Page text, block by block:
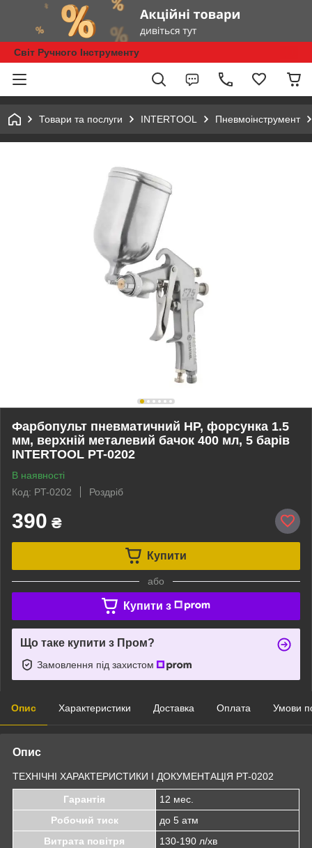
Світ Ручного Інструменту
Товари та послуги INTERTOOL Пневмоінструмент
Фарбопульт пневматичний HP, форсунка 1.5
мм, верхній металевий бачок 400 мл, 5 барів
INTERTOOL PT-0202
В наявності
Код: PT-0202
Роздріб
390 ₴
Купити
або
Купити з
Що таке купити з Пром?
Замовлення під захистом
Опис Характеристики Доставка Оплата Умови
Опис
ТЕХНІЧНІ ХАРАКТЕРИСТИКИ І ДОКУМЕНТАЦІЯ PT-0202
Гарантія
12 мес.
Робочий тиск
до 5 атм
Витрата повітря
130-190 л/хв